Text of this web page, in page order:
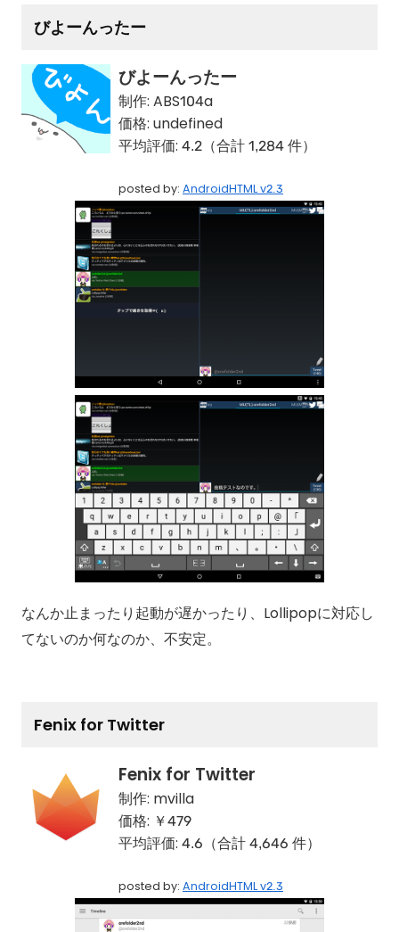
びよーんったー
びよーんったー
制作: ABS104a
価格: undefined
平均評価: 4.2（合計 1,284 件）
posted by: AndroidHTML v2.3
なんか止まったり起動が遅かったり、Lollipopに対応し
てないのか何なのか、不安定。
Fenix for Twitter
Fenix for Twitter
制作: mvilla
価格: ￥479
平均評価: 4.6（合計 4,646 件）
posted by: AndroidHTML v2.3